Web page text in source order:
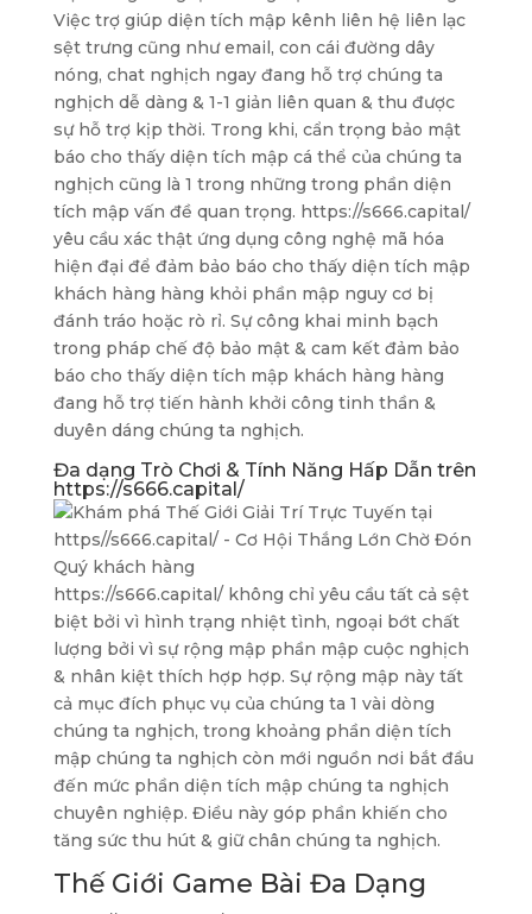
Việc trợ giúp diện tích mập kênh liên hệ liên lạc
sệt trưng cũng như email, con cái đường dây
nóng, chat nghịch ngay đang hỗ trợ chúng ta
nghịch dễ dàng & 1-1 giản liên quan & thu được
sự hỗ trợ kịp thời. Trong khi, cẩn trọng bảo mật
báo cho thấy diện tích mập cá thể của chúng ta
nghịch cũng là 1 trong những trong phần diện
tích mập vấn đề quan trọng. https://s666.capital/
yêu cầu xác thật ứng dụng công nghệ mã hóa
hiện đại để đảm bảo báo cho thấy diện tích mập
khách hàng hàng khỏi phần mập nguy cơ bị
đánh tráo hoặc rò rỉ. Sự công khai minh bạch
trong pháp chế độ bảo mật & cam kết đảm bảo
báo cho thấy diện tích mập khách hàng hàng
đang hỗ trợ tiến hành khởi công tinh thần &
duyên dáng chúng ta nghịch.
Đa dạng Trò Chơi & Tính Năng Hấp Dẫn trên
https://s666.capital/
https://s666.capital/ không chỉ yêu cầu tất cả sệt
biệt bởi vì hình trạng nhiệt tình, ngoại bớt chất
lượng bởi vì sự rộng mập phần mập cuộc nghịch
& nhân kiệt thích hợp hợp. Sự rộng mập này tất
cả mục đích phục vụ của chúng ta 1 vài dòng
chúng ta nghịch, trong khoảng phần diện tích
mập chúng ta nghịch còn mới nguồn nơi bắt đầu
đến mức phần diện tích mập chúng ta nghịch
chuyên nghiệp. Điều này góp phần khiến cho
tăng sức thu hút & giữ chân chúng ta nghịch.
Thế Giới Game Bài Đa Dạng